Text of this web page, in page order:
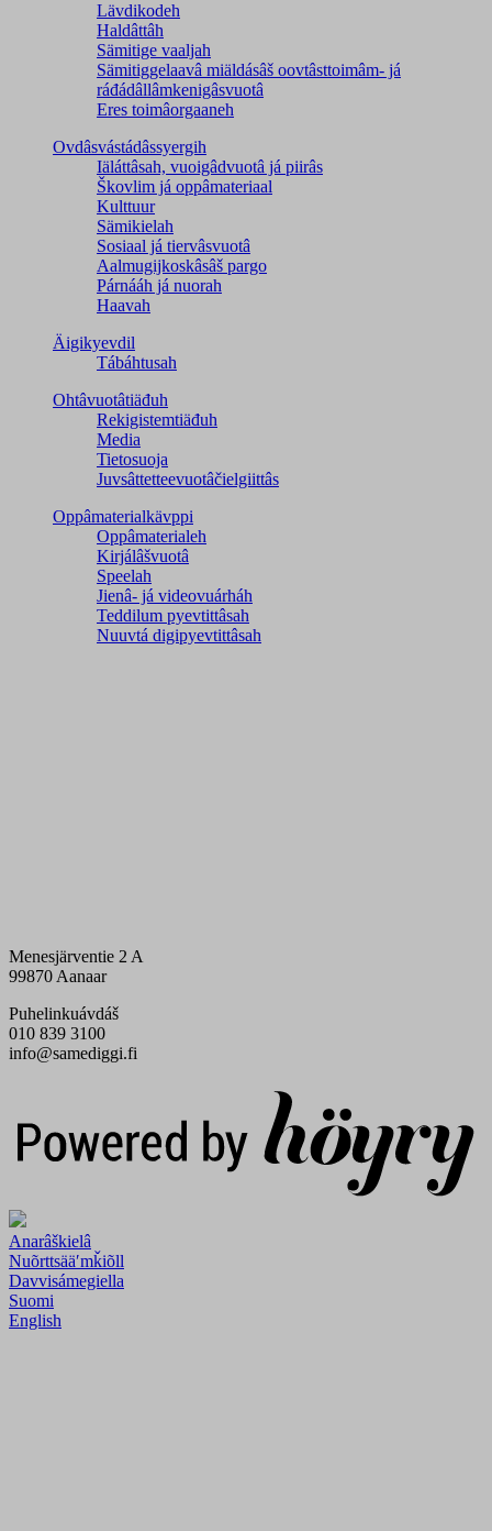
Lävdikodeh
Haldâttâh
Sämitige vaaljah
Sämitiggelaavâ miäldásâš oovtâsttoimâm- já
ráđádâllâmkenigâsvuotâ
Eres toimâorgaaneh
Ovdâsvástádâssyergih
Iäláttâsah, vuoigâdvuotâ já piirâs
Škovlim já oppâmateriaal
Kulttuur
Sämikielah
Sosiaal já tiervâsvuotâ
Aalmugijkoskâsâš pargo
Párnááh já nuorah
Haavah
Äigikyevdil
Tábáhtusah
Ohtâvuotâtiäđuh
Rekigistemtiäđuh
Media
Tietosuoja
Juvsâttetteevuotâčielgiittâs
Oppâmaterialkävppi
Oppâmaterialeh
Kirjálâšvuotâ
Speelah
Jienâ- já videovuárháh
Teddilum pyevtittâsah
Nuuvtá digipyevtittâsah
Menesjärventie 2 A
99870 Aanaar
Puhelinkuávdáš
010 839 3100
info@samediggi.fi
Anarâškielâ
Nuõrttsääʹmǩiõll
Davvisámegiella
Suomi
English